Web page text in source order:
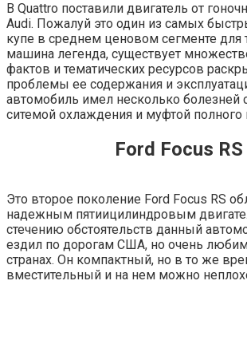
В Quattro поставили двигатель от
Audi. Пожалуй это один из самых
купе в среднем ценовом сегменте для
машина легенда, существует
фактов и тематических ресурсов
проблемы ее содержания и
автомобиль имел несколько болезней
ситемой охлаждения и муфтой полного
Ford Focus RS
Это второе поколение Ford Focus RS
надежным пятиицилиндровым
стечению обстоятельств данный
ездил по дорогам США, но очень
странах. Он компактный, но в то же
вместительный и на нем можно